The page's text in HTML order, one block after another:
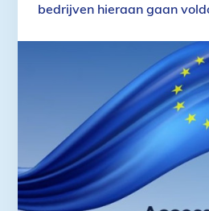
bedrijven hieraan gaan